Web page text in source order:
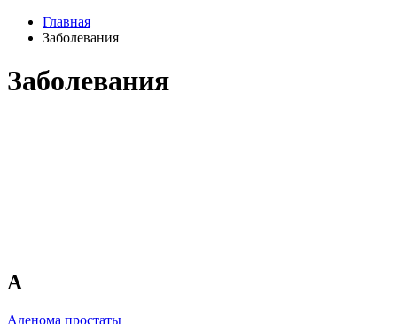
Главная
Заболевания
Заболевания
А
Аденома простаты